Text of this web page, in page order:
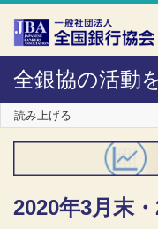
本文へスキップ
障がい者向け相談窓口
全銀協の活動
読み上げる
2020年3月末